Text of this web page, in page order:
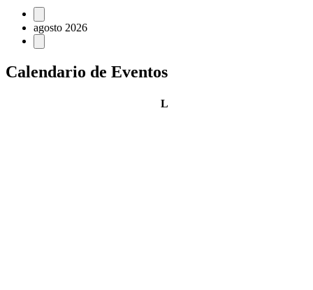
Eventos
agosto 2026
Calendario de Eventos
Llunes